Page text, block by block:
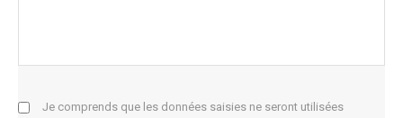
Je comprends que les données saisies ne seront utilisées